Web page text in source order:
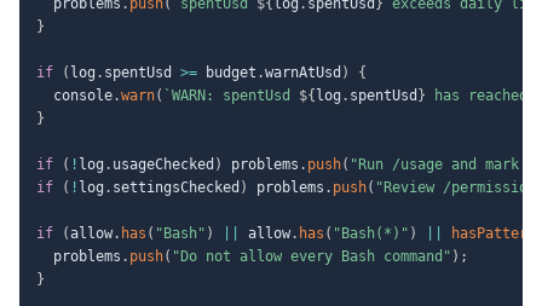
  problems
. push( ` spentUsd ${ log . spentUsd } exceeds daily
}
if ( log . spentUsd >= budget .warnAtUsd )
{
  console
.warn( ` WARN: spentUsd ${ log . spentUsd } has reached
}
if ( ! log . usageChecked ) problems . push( "Run /usage and mark
if
( ! log . settingsChecked ) problems . push( "Review /
if (allow. has ( "Bash" ) allow. has ( "Bash(*)" ) hasPattern
  problems
. push( "Do not allow every Bash command" ) ;
}